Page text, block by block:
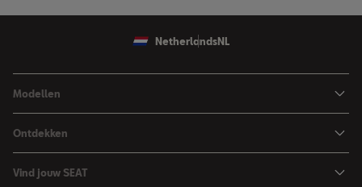
NetherlandsNL
Modellen
Leon
Ontdekken
Vind jouw SEAT